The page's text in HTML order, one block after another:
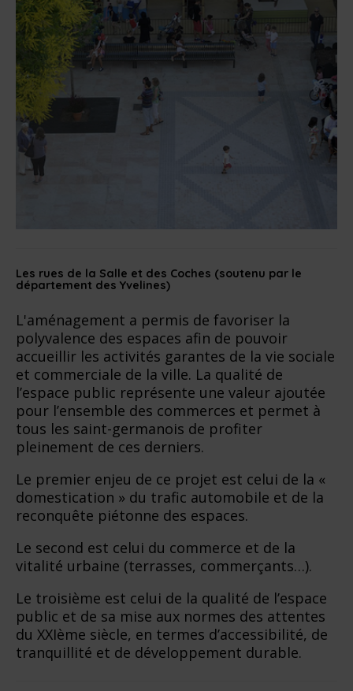
Les rues de la Salle et des Coches (soutenu par le
département des Yvelines)
L'aménagement a permis de favoriser la
polyvalence des espaces afin de pouvoir
accueillir les activités garantes de la vie sociale
et commerciale de la ville. La qualité de
l’espace public représente une valeur ajoutée
pour l’ensemble des commerces et permet à
tous les saint-germanois de profiter
pleinement de ces derniers.
Le premier enjeu de ce projet est celui de la «
domestication » du trafic automobile et de la
reconquête piétonne des espaces.
Le second est celui du commerce et de la
vitalité urbaine (terrasses, commerçants…).
Le troisième est celui de la qualité de l’espace
public et de sa mise aux normes des attentes
du XXIème siècle, en termes d’accessibilité, de
tranquillité et de développement durable.